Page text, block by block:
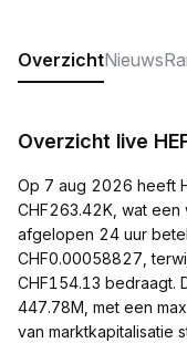
OverzichtNieuws
Overzicht live
Op 7 aug 2026 heeft
CHF263.42K, wat
afgelopen 24 uur
CHF0.00058827,
CHF154.13 bedraagt.
447.78M, met een
van marktkapitalisatie